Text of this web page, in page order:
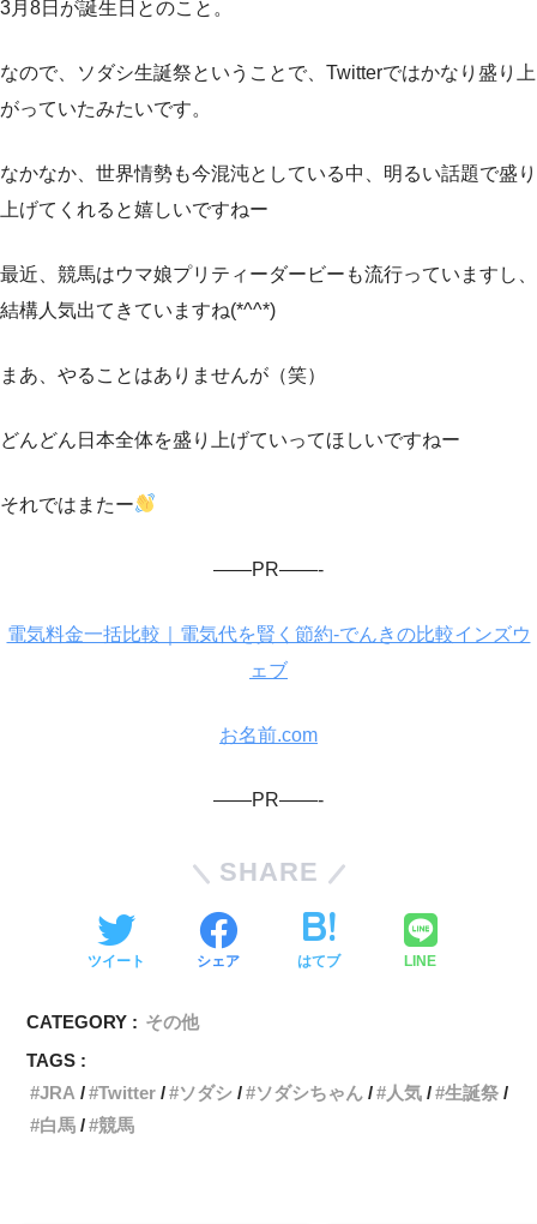
3月8日が誕生日とのこと。
なので、ソダシ生誕祭ということで、Twitterではかなり盛り上
がっていたみたいです。
なかなか、世界情勢も今混沌としている中、明るい話題で盛り
上げてくれると嬉しいですねー
最近、競馬はウマ娘プリティーダービーも流行っていますし、
結構人気出てきていますね(*^^*)
まあ、やることはありませんが（笑）
どんどん日本全体を盛り上げていってほしいですねー
それではまたー
——PR——-
電気料金一括比較｜電気代を賢く節約-でんきの比較インズウ
ェブ
お名前.com
——PR——-
SHARE
ツイート シェア はてブ LINE
CATEGORY : その他
TAGS :
JRA
Twitter ソダシ ソダシちゃん 人気
生誕祭
白馬
競馬